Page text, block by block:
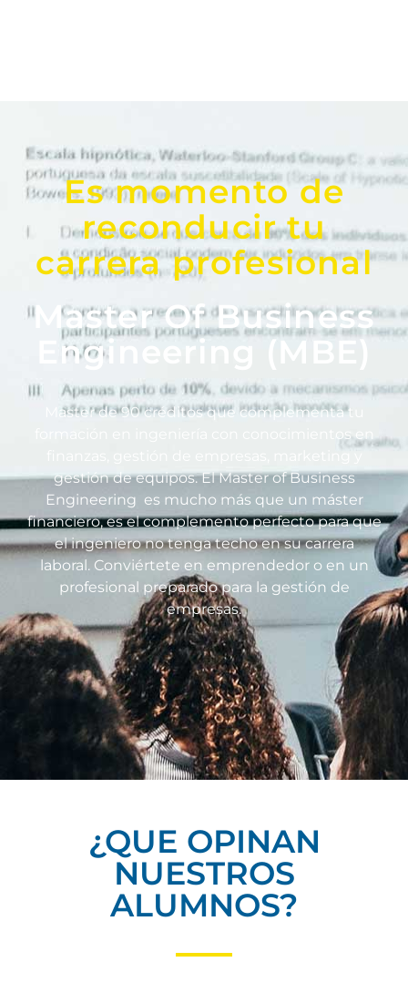
Es momento de
reconducir tu
carrera profesional
Master Of Business
Engineering (mBE)
Master de 90 créditos que complementa tu
formación en ingeniería con conocimientos en
finanzas, gestión de empresas, marketing y
gestión de equipos. El Master of Business
Engineering es mucho más que un máster
financiero, es el complemento perfecto para que
el ingeniero no tenga techo en su carrera
laboral. Conviértete en emprendedor o en un
profesional preparado para la gestión de
empresas.
¿QUE OPINAN
NUESTROS
ALUMNOS?